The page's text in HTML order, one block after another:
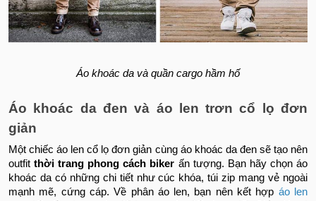
Áo khoác da và quần cargo hầm hố
Áo khoác da đen và áo len trơn cổ lọ đơn
giản
Một chiếc áo len cổ lọ đơn giản cùng áo khoác da đen sẽ tạo nên
outfitthời trang phong cách biker ấn tượng. Bạn hãy chọn áo
khoác da có những chi tiết như cúc khóa, túi zip mang vẻ ngoài
mạnh mẽ, cứng cáp. Về phân áo len, bạn nên kết hợp áo len